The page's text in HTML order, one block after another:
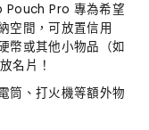
Pouch Pro 專為希望
空間，可放置信用
幣或其他小物品（如
名片！
筒、打火機等額外物